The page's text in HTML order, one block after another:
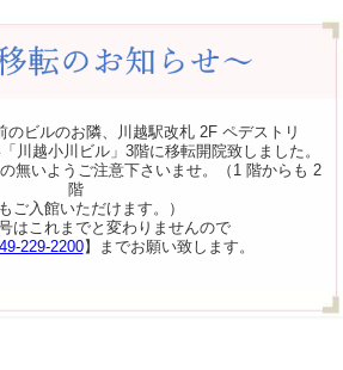
のビルのお隣、川越駅改札 2F ペデストリ
川越小川ビル」3階に移転開院致しました。
無いようご注意下さいませ。（1 階からも 2
階
ご入館いただけます。）
はこれまでと変わりませんので
229-2200】までお願い致します。